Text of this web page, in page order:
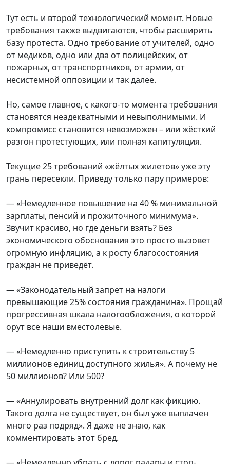
Тут есть и второй технологический момент. Новые
требования также выдвигаются, чтобы расширить
базу протеста. Одно требование от учителей, одно
от медиков, одно или два от полицейских, от
пожарных, от транспортников, от армии, от
несистемной оппозиции и так далее.
Но, самое главное, с какого-то момента требования
становятся неадекватными и невыполнимыми. И
компромисс становится невозможен – или жёсткий
разгон протестующих, или полная капитуляция.
Текущие 25 требований «жёлтых жилетов» уже эту
грань пересекли. Приведу только пару примеров:
— «Немедленное повышение на 40 % минимальной
зарплаты, пенсий и прожиточного минимума».
Звучит красиво, но где деньги взять? Без
экономического обоснования это просто вызовет
огромную инфляцию, а к росту благосостояния
граждан не приведёт.
— «Законодательный запрет на налоги
превышающие 25% состояния гражданина». Прощай
прогрессивная шкала налогообложения, о которой
орут все наши вместолевые.
— «Немедленно приступить к строительству 5
миллионов единиц доступного жилья». А почему не
50 миллионов? Или 500?
— «Аннулировать внутренний долг как фикцию.
Такого долга не существует, он был уже выплачен
много раз подряд». Я даже не знаю, как
комментировать этот бред.